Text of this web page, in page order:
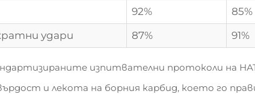
92% 85%
удари
87% 91%
изпитвателни протоколи на
и лекота на борния карбид, което го